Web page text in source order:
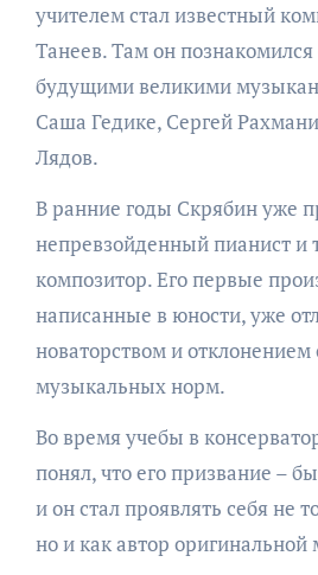
учителем стал известный
Танеев. Там он
будущими великими
Саша Гедике, Сергей
Лядов.
В ранние годы Скрябин уже
непревзойденный пианист и
композитор. Его первые
написанные в юности, уже
новаторством и
музыкальных норм.
Во время учебы в
понял, что его призвание –
и он стал проявлять себя не
но и как автор